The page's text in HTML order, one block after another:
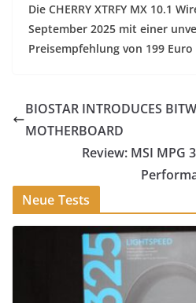
Die CHERRY XTRFY MX 10.1
September 2025 mit einer
Preisempfehlung von 199
BIOSTAR INTRODUCES
MOTHERBOARD
Review: MSI MPG
Neue Tests